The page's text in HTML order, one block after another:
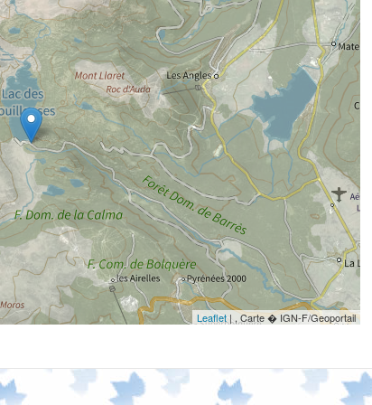
Leaflet | , Carte � IGN-F/Geoportail